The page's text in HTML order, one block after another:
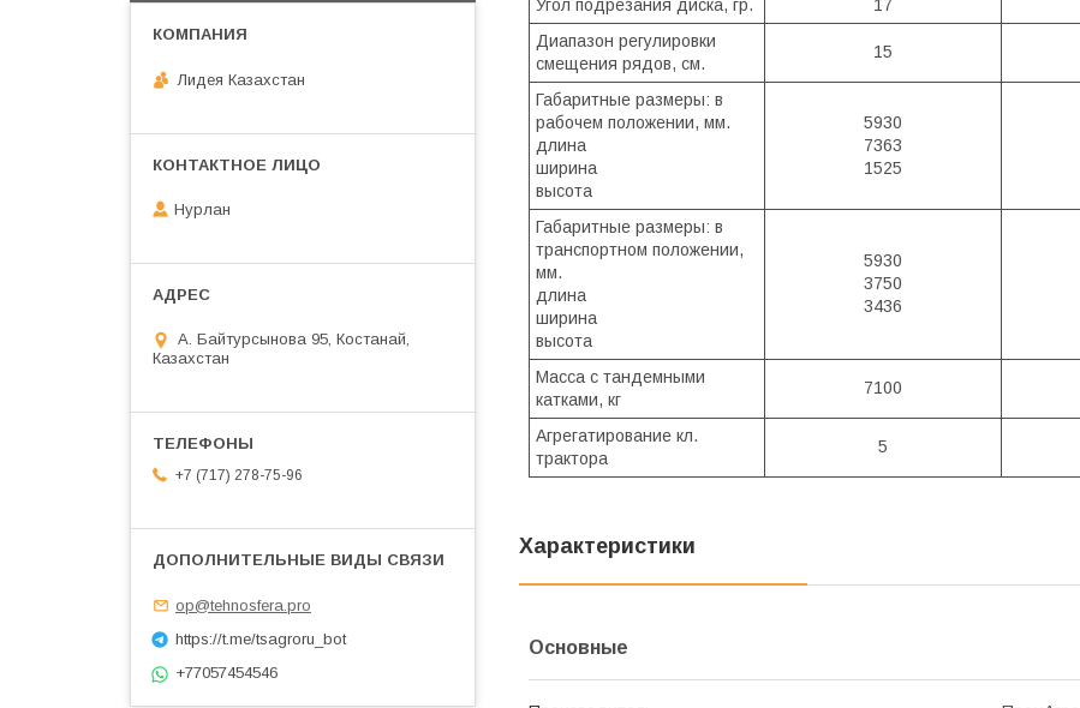
Угол подрезания диска, гр. 17
Диапазон регулировки
смещения рядов, см.
15
Габаритные размеры: в
рабочем положении, мм.
длина
ширина
высота
5930
7363
1525
Габаритные размеры: в
транспортном положении,
мм.
длина
ширина
высота
5930
3750
3436
Масса с тандемными
катками, кг
7100
Агрегатирование кл.
трактора
5
Характеристики
Основные
Лидея Казахстан
Нурлан
А. Байтурсынова 95, Костанай,
Казахстан
+7 (717) 278-75-96
op@tehnosfera.pro
https://t.me/tsagroru_bot
+77057454546